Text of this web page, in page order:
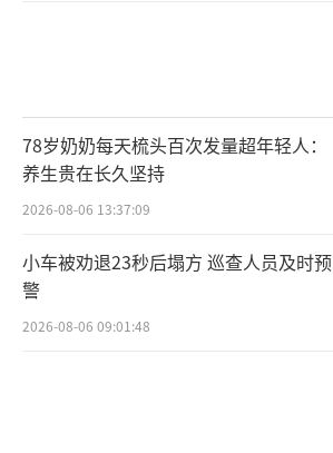
78岁奶奶每天梳头百次发量超年轻人：
养生贵在长久坚持
2026-08-06 13:37:09
小车被劝退23秒后塌方 巡查人员及时预
警
2026-08-06 09:01:48